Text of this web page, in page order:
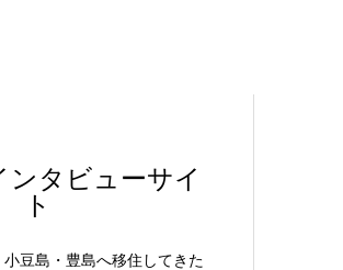
ンタビューサイ
ト
豆島・豊島へ移住してきた